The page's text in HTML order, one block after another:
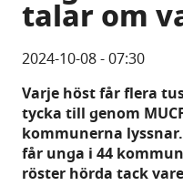
talar om
2024-10-08 - 07:30
Varje höst får flera
tycka till genom
kommunerna
får unga i 44
röster hörda tack